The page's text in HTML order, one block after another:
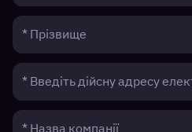
* Прізвище
* Введіть дійсну адресу
* Назва компанії